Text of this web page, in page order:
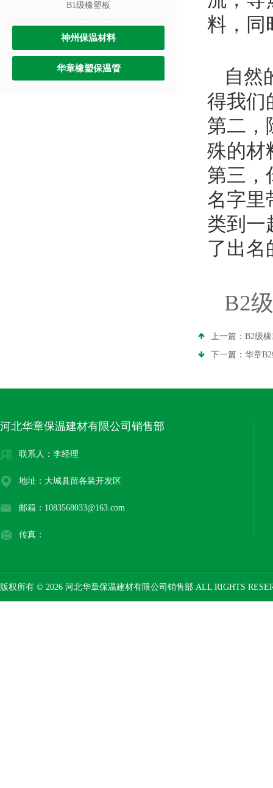
B1级橡塑板
神州保温材料
华章橡塑保温管
料，同
自然
得我们
第二，
殊的材
第三，
名字里
类到一
了出名
B2
上一篇： B2级
下一篇： 华章
河北华章保温建材有限公司销售部
联系人：李经理
地址：大城县留各装开发区
邮箱：1083568033@163.com
传真：
版权所有 © 2026 河北华章保温建材有限公司销售部 ALL RIGHTS